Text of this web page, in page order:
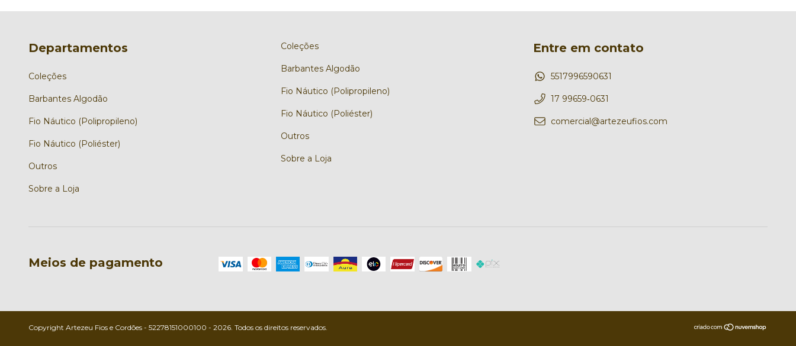
Departamentos
Coleções
Barbantes Algodão
Fio Náutico (Polipropileno)
Fio Náutico (Poliéster)
Outros
Sobre a Loja
Coleções
Barbantes Algodão
Fio Náutico (Polipropileno)
Fio Náutico (Poliéster)
Outros
Sobre a Loja
Entre em contato
5517996590631
17 99659‑0631‬
comercial@artezeufios.com
Meios de pagamento
Copyright Artezeu Fios e Cordões - 52278151000100 - 2026. Todos os direitos reservados.